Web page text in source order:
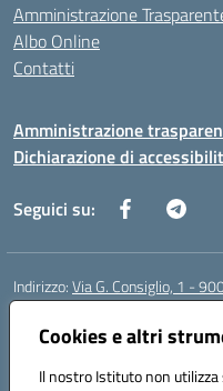
Cookies e altri
Il nostro Istituto non
Amministrazione
Albo Online
Contatti
Amministrazione
Dichiarazione di
Seguici su:
Indirizzo:Via G. Consiglio, 1 -
Centralino:
Posta elettronica certificata
Codice fiscale: 80025710825